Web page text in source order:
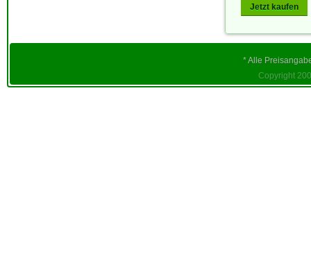
Jetzt kaufen
* Alle
Copyright